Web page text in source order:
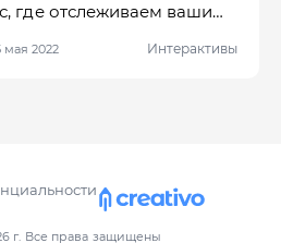
где отслеживаем ваши
в обучении.
ваших запросах мы
мая 2022 Интерактивы
г. Все права защищены